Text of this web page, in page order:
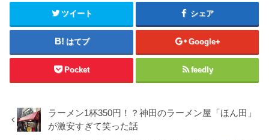
ツイート シェア
はてブ Google+
Pocket feedly
ラーメン1杯350円！？神田のラーメン屋「ほん田」
が激安すぎて笑った話